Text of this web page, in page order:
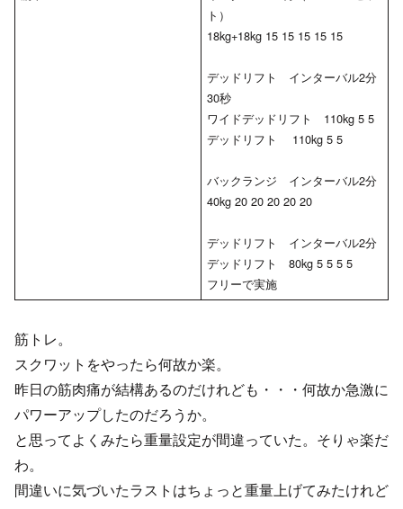
ト）
18kg+18kg 15 15 15 15 15
デッドリフト インターバル2分
30秒
ワイドデッドリフト 110kg 5 5
デッドリフト 110kg 5 5
バックランジ インターバル2分
40kg 20 20 20 20 20
デッドリフト インターバル2分
デッドリフト 80kg 5 5 5 5
フリーで実施
筋トレ。
スクワットをやったら何故か楽。
昨日の筋肉痛が結構あるのだけれども・・・何故か急激に
パワーアップしたのだろうか。
と思ってよくみたら重量設定が間違っていた。そりゃ楽だ
わ。
間違いに気づいたラストはちょっと重量上げてみたけれど